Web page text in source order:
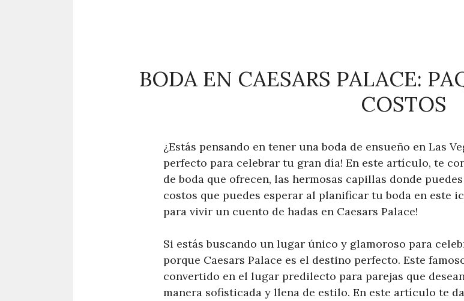
BODA EN CAESARS PALACE:
COSTOS
¿Estás pensando en tener una boda de ensueño en Las
perfecto para celebrar tu gran día! En este artículo, te
de boda que ofrecen, las hermosas capillas donde
costos que puedes esperar al planificar tu boda en este
para vivir un cuento de hadas en Caesars Palace!
Si estás buscando un lugar único y glamoroso para
porque Caesars Palace es el destino perfecto. Este
convertido en el lugar predilecto para parejas que
manera sofisticada y llena de estilo. En este artículo te